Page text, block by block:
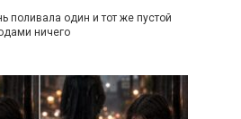
поливала один и тот же пустой
ничего